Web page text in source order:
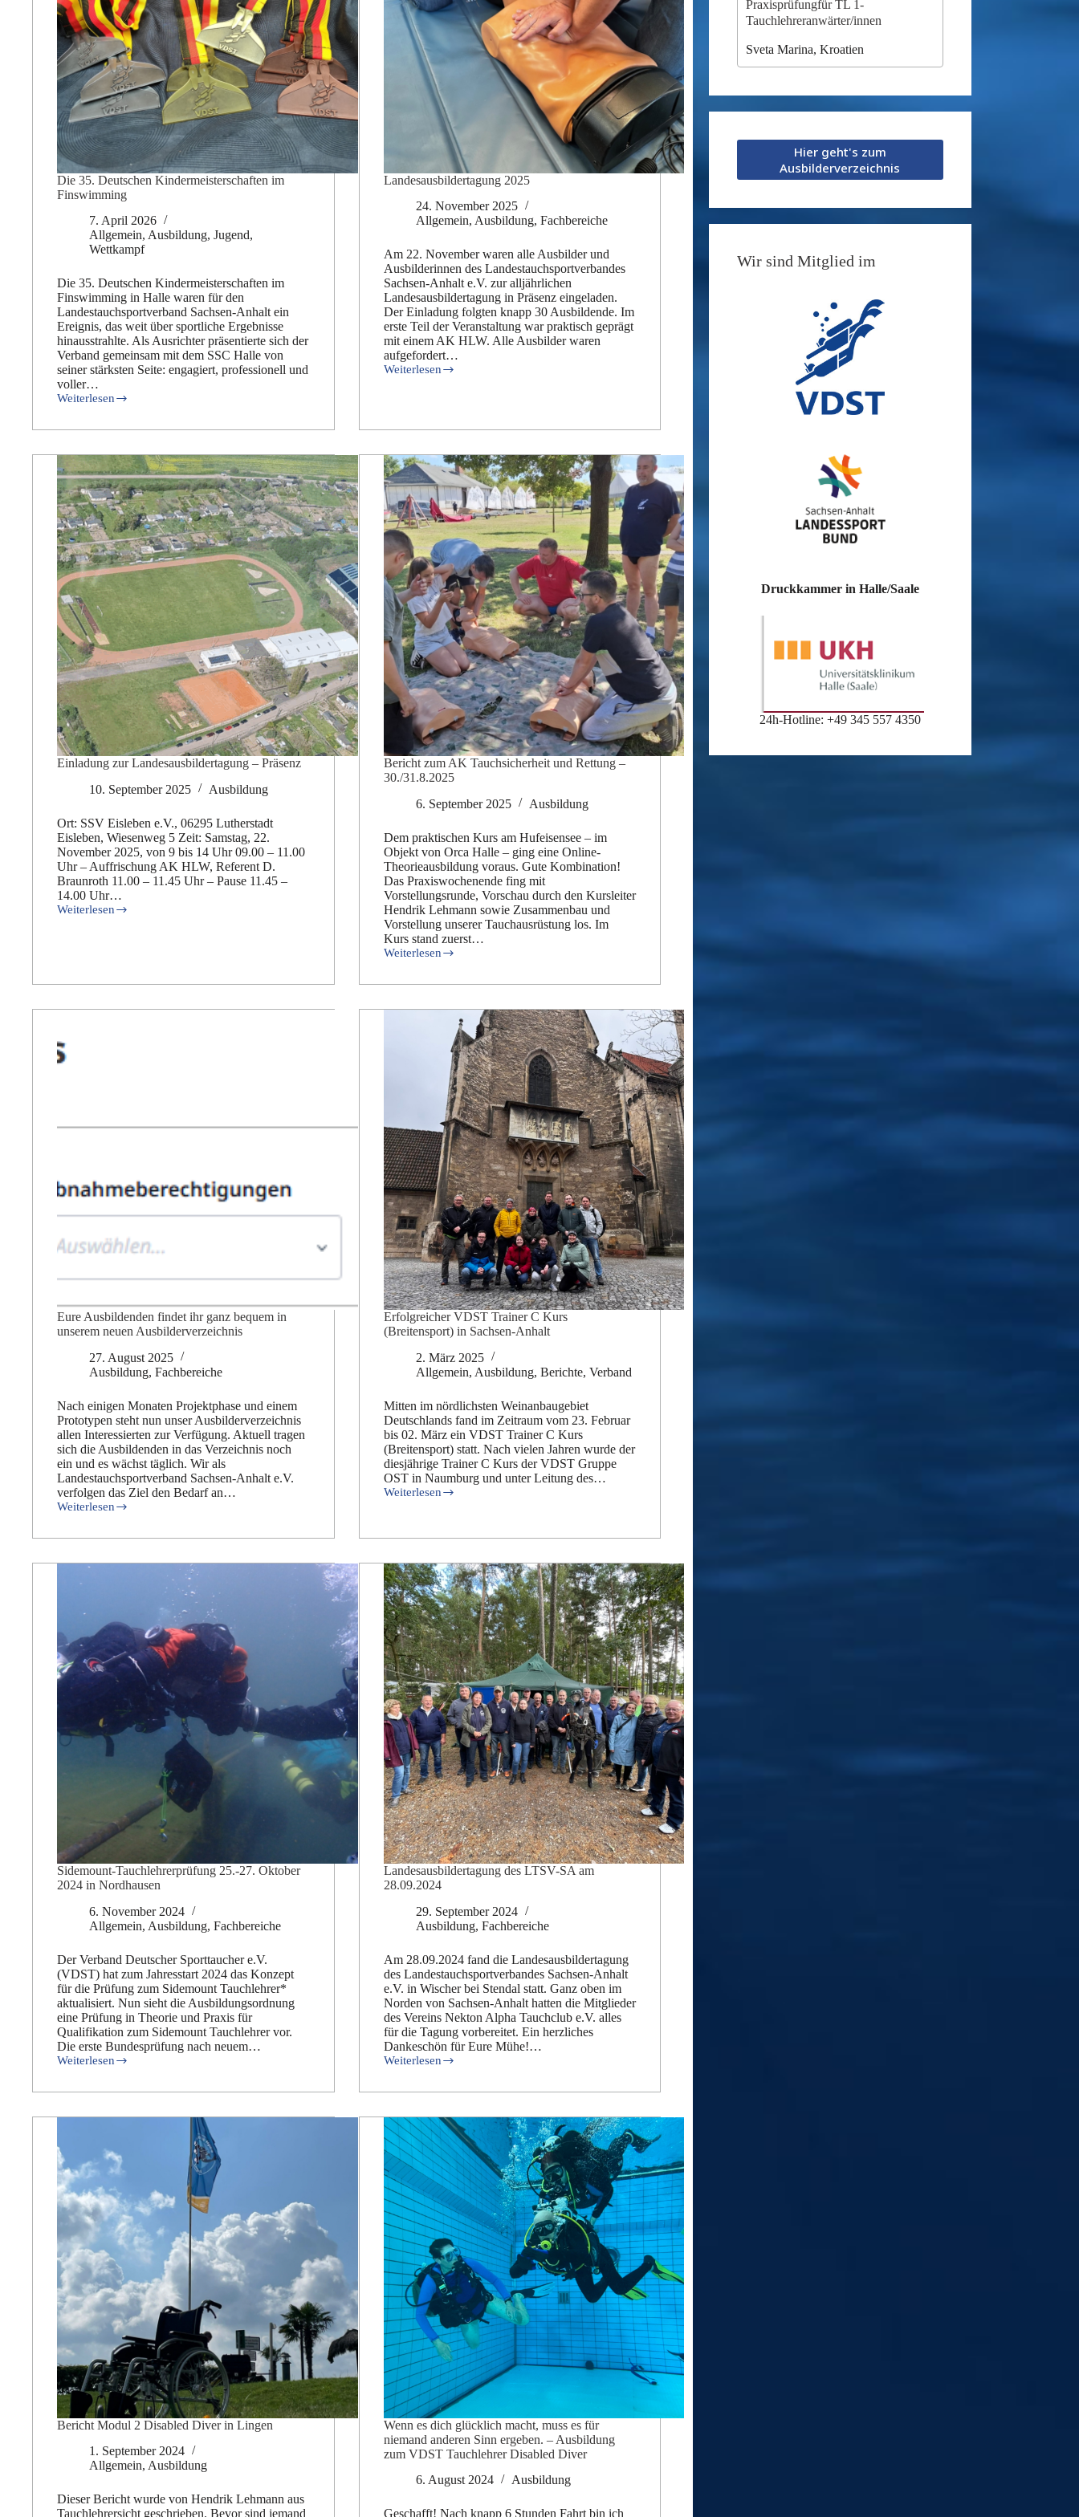
Die 35. Deutschen Kindermeisterschaften im
Finswimming
7. April 2026
Allgemein, Ausbildung, Jugend,
Wettkampf
Die 35. Deutschen Kindermeisterschaften im
Finswimming in Halle waren für den
Landestauchsportverband Sachsen-Anhalt ein
Ereignis, das weit über sportliche Ergebnisse
hinausstrahlte. Als Ausrichter präsentierte sich der
Verband gemeinsam mit dem SSC Halle von
seiner stärksten Seite: engagiert, professionell und
voller…
Weiterlesen
Die
Deutschen
im
Finswimming
Landesausbildertagung 2025
24. November 2025
Allgemein, Ausbildung, Fachbereiche
Am 22. November waren alle Ausbilder und
Ausbilderinnen des Landestauchsportverbandes
Sachsen-Anhalt e.V. zur alljährlichen
Landesausbildertagung in Präsenz eingeladen.
Der Einladung folgten knapp 30 Ausbildende. Im
erste Teil der Veranstaltung war praktisch geprägt
mit einem AK HLW. Alle Ausbilder waren
aufgefordert…
Weiterlesen
Landesausbildertagung
Einladung zur Landesausbildertagung – Präsenz
10. September 2025
Ausbildung
Ort: SSV Eisleben e.V., 06295 Lutherstadt
Eisleben, Wiesenweg 5 Zeit: Samstag, 22.
November 2025, von 9 bis 14 Uhr 09.00 – 11.00
Uhr – Auffrischung AK HLW, Referent D.
Braunroth 11.00 – 11.45 Uhr – Pause 11.45 –
14.00 Uhr…
Weiterlesen
Einladung
Bericht zum AK Tauchsicherheit und Rettung –
30./31.8.2025
6. September 2025
Ausbildung
Dem praktischen Kurs am Hufeisensee – im
Objekt von Orca Halle – ging eine Online-
Theorieausbildung voraus. Gute Kombination!
Das Praxiswochenende fing mit
Vorstellungsrunde, Vorschau durch den Kursleiter
Hendrik Lehmann sowie Zusammenbau und
Vorstellung unserer Tauchausrüstung los. Im
Kurs stand zuerst…
Weiterlesen
Bericht
AK
und
30./31.8.2025
Eure Ausbildenden findet ihr ganz bequem in
unserem neuen Ausbilderverzeichnis
27. August 2025
Ausbildung, Fachbereiche
Nach einigen Monaten Projektphase und einem
Prototypen steht nun unser Ausbilderverzeichnis
allen Interessierten zur Verfügung. Aktuell tragen
sich die Ausbildenden in das Verzeichnis noch
ein und es wächst täglich. Wir als
Landestauchsportverband Sachsen-Anhalt e.V.
verfolgen das Ziel den Bedarf an…
Weiterlesen
Eure
findet
ganz
Ausbilderverzeichnis
Erfolgreicher VDST Trainer C Kurs
(Breitensport) in Sachsen-Anhalt
2. März 2025
Allgemein, Ausbildung, Berichte, Verband
Mitten im nördlichsten Weinanbaugebiet
Deutschlands fand im Zeitraum vom 23. Februar
bis 02. März ein VDST Trainer C Kurs
(Breitensport) statt. Nach vielen Jahren wurde der
diesjährige Trainer C Kurs der VDST Gruppe
OST in Naumburg und unter Leitung des…
Weiterlesen
Erfolgreicher
C
(Breitensport)
in
Sachsen-
Anhalt
Sidemount-Tauchlehrerprüfung 25.-27. Oktober
2024 in Nordhausen
6. November 2024
Allgemein, Ausbildung, Fachbereiche
Der Verband Deutscher Sporttaucher e.V.
(VDST) hat zum Jahresstart 2024 das Konzept
für die Prüfung zum Sidemount Tauchlehrer*
aktualisiert. Nun sieht die Ausbildungsordnung
eine Prüfung in Theorie und Praxis für
Qualifikation zum Sidemount Tauchlehrer vor.
Die erste Bundesprüfung nach neuem…
Weiterlesen
Sidemount-
25.-27.
2024
Nordhausen
Landesausbildertagung des LTSV-SA am
28.09.2024
29. September 2024
Ausbildung, Fachbereiche
Am 28.09.2024 fand die Landesausbildertagung
des Landestauchsportverbandes Sachsen-Anhalt
e.V. in Wischer bei Stendal statt. Ganz oben im
Norden von Sachsen-Anhalt hatten die Mitglieder
des Vereins Nekton Alpha Tauchclub e.V. alles
für die Tagung vorbereitet. Ein herzliches
Dankeschön für Eure Mühe!…
Weiterlesen
Landesausbildertagung
LTSV-
am
28.09.2024
Bericht Modul 2 Disabled Diver in Lingen
1. September 2024
Allgemein, Ausbildung
Dieser Bericht wurde von Hendrik Lehmann aus
Tauchlehrersicht geschrieben. Bevor sind jemand
Wenn es dich glücklich macht, muss es für
niemand anderen Sinn ergeben. – Ausbildung
zum VDST Tauchlehrer Disabled Diver
6. August 2024
Ausbildung
Geschafft! Nach knapp 6 Stunden Fahrt bin ich
Praxisprüfungfür TL 1-
Tauchlehreranwärter/innen
Sveta Marina, Kroatien
Hier geht's zum
Ausbilderverzeichnis
Wir sind Mitglied im
Druckkammer in Halle/Saale
24h-Hotline: +49 345 557 4350